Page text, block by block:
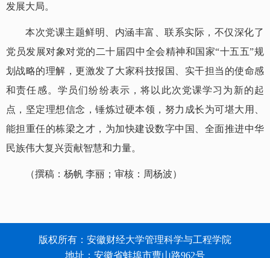
发展大局。
本次党课主题鲜明、内涵丰富、联系实际，不仅深化了
党员发展对象对党的二十届四中全会精神和国家“十五五”规
划战略的理解，更激发了大家科技报国、实干担当的使命感
和责任感。学员们纷纷表示，将以此次党课学习为新的起
点，坚定理想信念，锤炼过硬本领，努力成长为可堪大用、
能担重任的栋梁之才，为加快建设数字中国、全面推进中华
民族伟大复兴贡献智慧和力量。
（撰稿：杨帆 李丽；审核：周杨波）
版权所有：安徽财经大学管理科学与工程学院
地址：安徽省蚌埠市曹山路962号